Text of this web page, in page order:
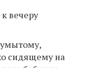
вечеру
сидящему на